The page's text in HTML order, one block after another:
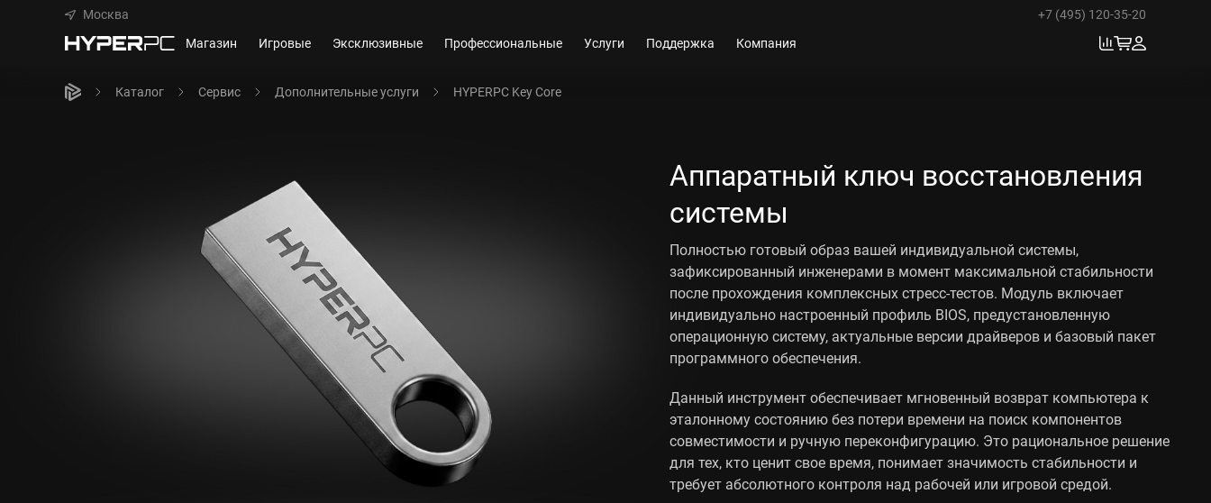
Москва
+7 (495) 120-35-20
Магазин
Игровые Эксклюзивные Профессиональные Услуги Поддержка Компания
Каталог Сервис Дополнительные услуги HYPERPC Key Core
Аппаратный ключ восстановления
системы
Полностью готовый образ вашей индивидуальной системы,
зафиксированный инженерами в момент максимальной стабильности
после прохождения комплексных стресс-тестов. Модуль включает
индивидуально настроенный профиль BIOS, предустановленную
операционную систему, актуальные версии драйверов и базовый пакет
программного обеспечения.
Данный инструмент обеспечивает мгновенный возврат компьютера к
эталонному состоянию без потери времени на поиск компонентов
совместимости и ручную переконфигурацию. Это рациональное решение
для тех, кто ценит свое время, понимает значимость стабильности и
требует абсолютного контроля над рабочей или игровой средой.